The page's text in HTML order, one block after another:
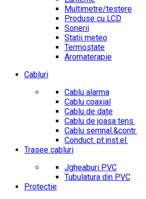
Multimetre/testere
Produse cu LCD
Sonerii
Statii meteo
Termostate
Aromaterapie
Cabluri
Cablu alarma
Cablu coaxial
Cablu de date
Cablu de joasa tens.
Cablu semnal.&contr.
Conduct. pt.inst.el.
Trasee cabluri
Jgheaburi PVC
Tubulatura din PVC
Protectie